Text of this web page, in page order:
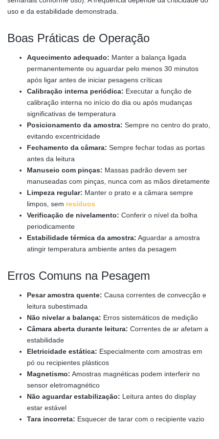
uso e da estabilidade demonstrada.
Boas Práticas de Operação
Aquecimento adequado: Manter a balança ligada
permanentemente ou aguardar pelo menos 30 minutos
após ligar antes de iniciar pesagens críticas
Calibração interna periódica: Executar a função de
calibração interna no início do dia ou após mudanças
significativas de temperatura
Posicionamento da amostra: Sempre no centro do prato,
evitando excentricidade
Fechamento da câmara: Sempre fechar todas as portas
antes da leitura
Manuseio com pinças: Massas padrão devem ser
manuseadas com pinças, nunca com as mãos diretamente
Limpeza regular: Manter o prato e a câmara sempre
limpos, sem resíduos
Verificação de nivelamento: Conferir o nível da bolha
periodicamente
Estabilidade térmica da amostra: Aguardar a amostra
atingir temperatura ambiente antes da pesagem
Erros Comuns na Pesagem
Pesar amostra quente: Causa correntes de convecção e
leitura subestimada
Não nivelar a balança: Erros sistemáticos de medição
Câmara aberta durante leitura: Correntes de ar afetam a
estabilidade
Eletricidade estática: Especialmente com amostras em
pó ou recipientes plásticos
Magnetismo: Amostras magnéticas podem interferir no
sensor eletromagnético
Não aguardar estabilização: Leitura antes do display
estar estável
Tara incorreta: Esquecer de tarar com o recipiente vazio